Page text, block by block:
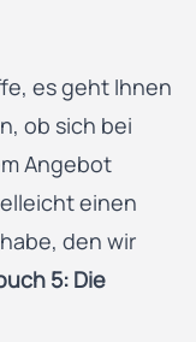
es geht Ihnen
ob sich bei
Angebot
einen
den wir
5: Die